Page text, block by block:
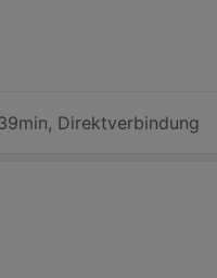
, Direktverbindung